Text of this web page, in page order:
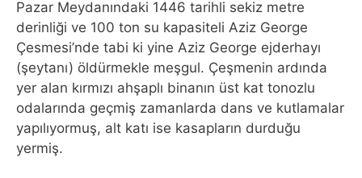
Pazar Meydanındaki 1446 tarihli sekiz metre
derinliği ve 100 ton su kapasiteli Aziz George
Çesmesi’nde tabi ki yine Aziz George ejderhayı
(şeytanı) öldürmekle meşgul. Çeşmenin ardında
yer alan kırmızı ahşaplı binanın üst kat tonozlu
odalarında geçmiş zamanlarda dans ve kutlamalar
yapılıyormuş, alt katı ise kasapların durduğu
yermiş.